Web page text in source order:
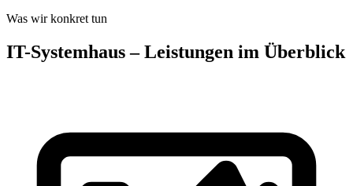
Was wir konkret tun
IT-Systemhaus – Leistungen im Überblick